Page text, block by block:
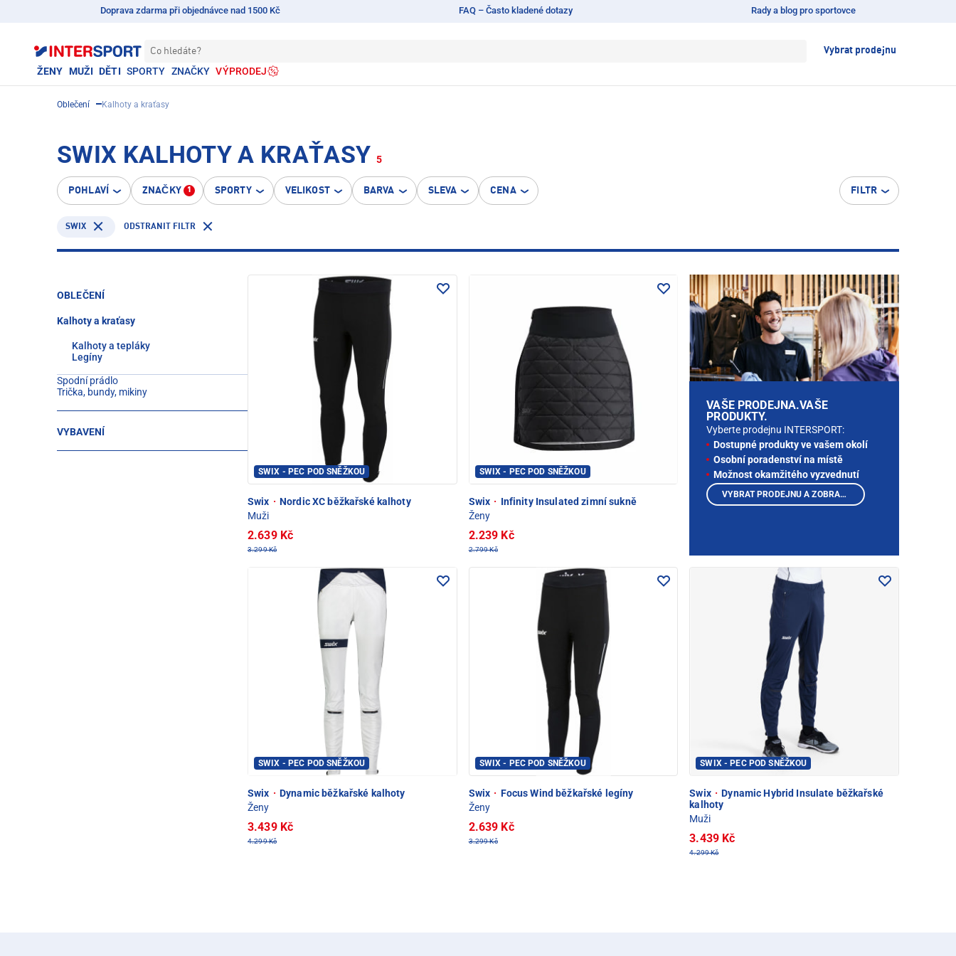
Doprava zdarma při objednávce nad 1500 Kč FAQ – Často kladené dotazy Rady a blog pro sportovce
Co hledáte? Vybrat prodejnu
ŽENY MUŽI DĚTI SPORTY ZNAČKY VÝPRODEJ
Oblečení Kalhoty a kraťasy
SWIX KALHOTY A KRAŤASY 5
POHLAVÍ ZNAČKY 1 SPORTY VELIKOST BARVA SLEVA CENA FILTR
SWIX ODSTRANIT FILTR
OBLEČENÍ
Kalhoty a kraťasy
Kalhoty a tepláky
Legíny
Spodní prádlo
Trička, bundy, mikiny
VYBAVENÍ
SWIX - PEC POD SNĚŽKOU
Swix · Nordic XC běžkařské kalhoty
Muži
2.639 Kč
3.299 Kč
SWIX - PEC POD SNĚŽKOU
Swix · Infinity Insulated zimní sukně
Ženy
2.239 Kč
2.799 Kč
SWIX - PEC POD SNĚŽKOU
Swix · Dynamic běžkařské kalhoty
Ženy
3.439 Kč
4.299 Kč
SWIX - PEC POD SNĚŽKOU
Swix · Focus Wind běžkařské legíny
Ženy
2.639 Kč
3.299 Kč
SWIX - PEC POD SNĚŽKOU
Swix · Dynamic Hybrid Insulate běžkařské
kalhoty
Muži
3.439 Kč
4.299 Kč
VAŠE PRODEJNA.VAŠE
PRODUKTY.
Vyberte prodejnu INTERSPORT:
Dostupné produkty ve vašem okolí
Osobní poradenství na místě
Možnost okamžitého vyzvednutí
VYBRAT PRODEJNU A ZOBRAZIT PRODUKTY